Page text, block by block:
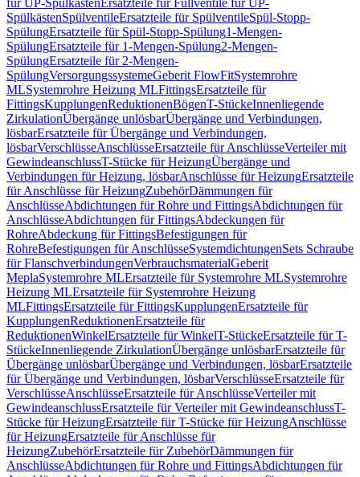
für UP-SpülkästenErsatzteile für Füllventile für UP-
SpülkästenSpülventileErsatzteile für SpülventileSpül-Stopp-
SpülungErsatzteile für Spül-Stopp-Spülung1-Mengen-
SpülungErsatzteile für 1-Mengen-Spülung2-Mengen-
SpülungErsatzteile für 2-Mengen-
SpülungVersorgungssystemeGeberit FlowFitSystemrohre
MLSystemrohre Heizung MLFittingsErsatzteile für
FittingsKupplungenReduktionenBögenT-StückeInnenliegende
ZirkulationÜbergänge unlösbarÜbergänge und Verbindungen,
lösbarErsatzteile für Übergänge und Verbindungen,
lösbarVerschlüsseAnschlüsseErsatzteile für AnschlüsseVerteiler mit
GewindeanschlussT-Stücke für HeizungÜbergänge und
Verbindungen für Heizung, lösbarAnschlüsse für HeizungErsatzteile
für Anschlüsse für HeizungZubehörDämmungen für
AnschlüsseAbdichtungen für Rohre und FittingsAbdichtungen für
AnschlüsseAbdichtungen für FittingsAbdeckungen für
RohreAbdeckung für FittingsBefestigungen für
RohreBefestigungen für AnschlüsseSystemdichtungenSets Schraube
für FlanschverbindungenVerbrauchsmaterialGeberit
MeplaSystemrohre MLErsatzteile für Systemrohre MLSystemrohre
Heizung MLErsatzteile für Systemrohre Heizung
MLFittingsErsatzteile für FittingsKupplungenErsatzteile für
KupplungenReduktionenErsatzteile für
ReduktionenWinkelErsatzteile für WinkelT-StückeErsatzteile für T-
StückeInnenliegende ZirkulationÜbergänge unlösbarErsatzteile für
Übergänge unlösbarÜbergänge und Verbindungen, lösbarErsatzteile
für Übergänge und Verbindungen, lösbarVerschlüsseErsatzteile für
VerschlüsseAnschlüsseErsatzteile für AnschlüsseVerteiler mit
GewindeanschlussErsatzteile für Verteiler mit GewindeanschlussT-
Stücke für HeizungErsatzteile für T-Stücke für HeizungAnschlüsse
für HeizungErsatzteile für Anschlüsse für
HeizungZubehörErsatzteile für ZubehörDämmungen für
AnschlüsseAbdichtungen für Rohre und FittingsAbdichtungen für